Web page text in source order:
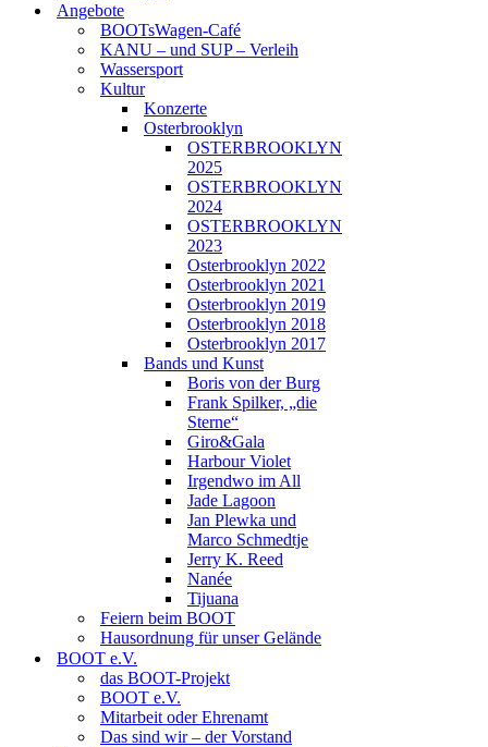
Angebote
BOOTsWagen-Café
KANU – und SUP – Verleih
Wassersport
Kultur
Konzerte
Osterbrooklyn
OSTERBROOKLYN
2025
OSTERBROOKLYN
2024
OSTERBROOKLYN
2023
Osterbrooklyn 2022
Osterbrooklyn 2021
Osterbrooklyn 2019
Osterbrooklyn 2018
Osterbrooklyn 2017
Bands und Kunst
Boris von der Burg
Frank Spilker, „die
Sterne“
Giro&Gala
Harbour Violet
Irgendwo im All
Jade Lagoon
Jan Plewka und
Marco Schmedtje
Jerry K. Reed
Nanée
Tijuana
Feiern beim BOOT
Hausordnung für unser Gelände
BOOT e.V.
das BOOT-Projekt
BOOT e.V.
Mitarbeit oder Ehrenamt
Das sind wir – der Vorstand